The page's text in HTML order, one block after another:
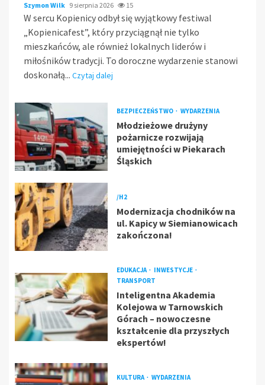
Szymon Wilk 9 sierpnia 2026 15
W sercu Kopienicy odbył się wyjątkowy festiwal
„Kopienicafest”, który przyciągnął nie tylko
mieszkańców, ale również lokalnych liderów i
miłośników tradycji. To doroczne wydarzenie stanowi
doskonałą... Czytaj dalej
BEZPIECZEŃSTWO WYDARZENIA
Młodzieżowe drużyny
pożarnicze rozwijają
umiejętności w Piekarach
Śląskich
/H2
Modernizacja chodników na
ul. Kapicy w Siemianowicach
zakończona!
EDUKACJA
INWESTYCJE
TRANSPORT
Inteligentna Akademia
Kolejowa w Tarnowskich
Górach – nowoczesne
kształcenie dla przyszłych
ekspertów!
KULTURA WYDARZENIA